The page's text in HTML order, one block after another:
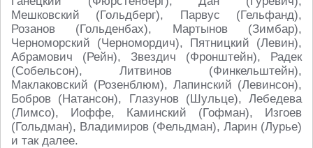
Мешковский (Гольдберг), Парвус (Гельфанд),
Розанов (Гольденбах), Мартынов (Зимбар),
Черноморский (Черномордич), Пятницкий (Левин),
Абрамович (Рейн), Звездич (Фронштейн), Радек
(Собельсон), Литвинов (Финкельштейн),
Маклаковский (Розенблюм), Лапинский (Левинсон),
Бобров (Натансон), Глазунов (Шульце), Лебедева
(Лимсо), Иоффе, Каминский (Гофман), Изгоев
(Гольдман), Владимиров (Фельдман), Ларин (Лурье)
и так далее.